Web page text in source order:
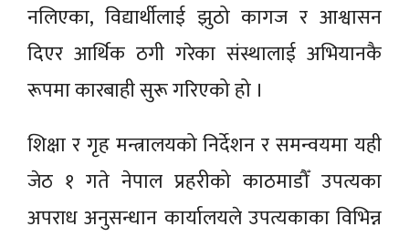
नलिएका, विद्यार्थीलाई झुठो कागज र आश्वासन
दिएर आर्थिक ठगी गरेका संस्थालाई अभियानकै
रूपमा कारबाही सुरू गरिएको हो ।
शिक्षा र गृह मन्त्रालयको निर्देशन र समन्वयमा यही
जेठ १ गते नेपाल प्रहरीको काठमाडौँ उपत्यका
अपराध अनुसन्धान कार्यालयले उपत्यकाका विभिन्न